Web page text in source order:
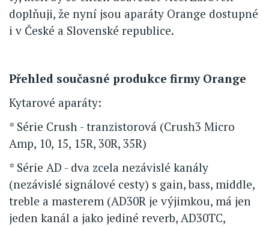
doplňuji, že nyní jsou aparáty Orange dostupné
i v České a Slovenské republice.
Přehled současné produkce firmy Orange
Kytarové aparáty:
* Série Crush - tranzistorová (Crush3 Micro
Amp, 10, 15, 15R, 30R, 35R)
* Série AD - dva zcela nezávislé kanály
(nezávislé signálové cesty) s gain, bass, middle,
treble a masterem (AD30R je výjimkou, má jen
jeden kanál a jako jediné reverb, AD30TC,